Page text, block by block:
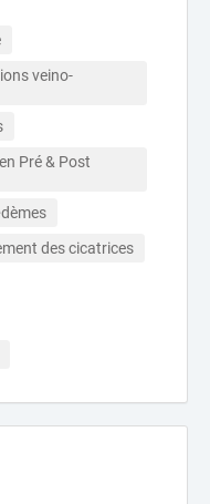
veino-
Pré & Post
des cicatrices